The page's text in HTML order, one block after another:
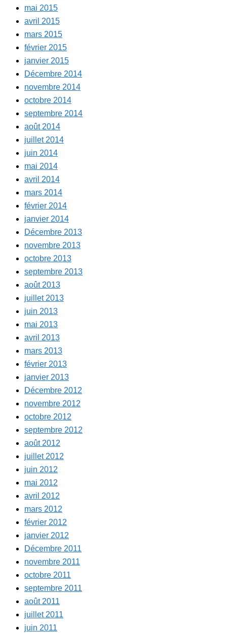
mai 2015
avril 2015
mars 2015
février 2015
janvier 2015
Décembre 2014
novembre 2014
octobre 2014
septembre 2014
août 2014
juillet 2014
juin 2014
mai 2014
avril 2014
mars 2014
février 2014
janvier 2014
Décembre 2013
novembre 2013
octobre 2013
septembre 2013
août 2013
juillet 2013
juin 2013
mai 2013
avril 2013
mars 2013
février 2013
janvier 2013
Décembre 2012
novembre 2012
octobre 2012
septembre 2012
août 2012
juillet 2012
juin 2012
mai 2012
avril 2012
mars 2012
février 2012
janvier 2012
Décembre 2011
novembre 2011
octobre 2011
septembre 2011
août 2011
juillet 2011
juin 2011